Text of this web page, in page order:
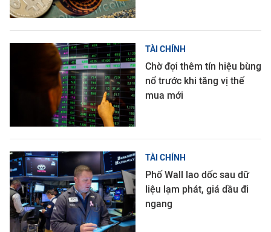
TÀI CHÍNH
Chờ đợi thêm tín hiệu bùng
nổ trước khi tăng vị thế
mua mới
TÀI CHÍNH
Phố Wall lao dốc sau dữ
liệu lạm phát, giá dầu đi
ngang